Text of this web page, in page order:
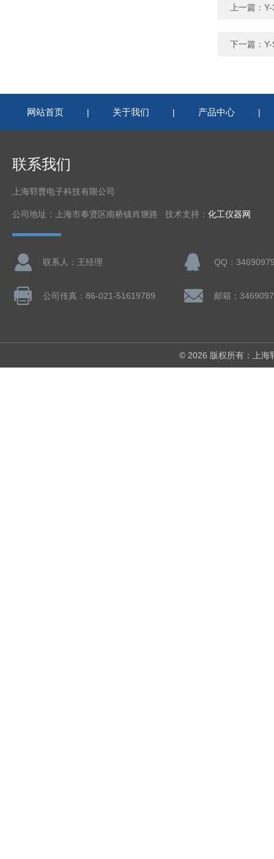
上一篇：
下一篇：
网站首页 | 关于我们 | 产品中心 |
联系我们
上海郓曹电子科技有限公司
公司地址：上海市奉贤区南桥镇肖塘路 技术支持： 化工仪器网
联系人：王经理 QQ：
公司传真：86-021-51619789 邮箱：
© 2026 版权所有：上